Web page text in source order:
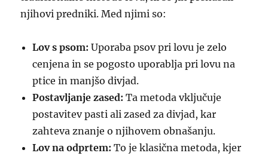
njihovi predniki. Med njimi so:
Lov s psom: Uporaba psov pri lovu je zelo
cenjena in se pogosto uporablja pri lovu na
ptice in manjšo divjad.
Postavljanje zased: Ta metoda vključuje
postavitev pasti ali zased za divjad, kar
zahteva znanje o njihovem obnašanju.
Lov na odprtem: To je klasična metoda, kjer